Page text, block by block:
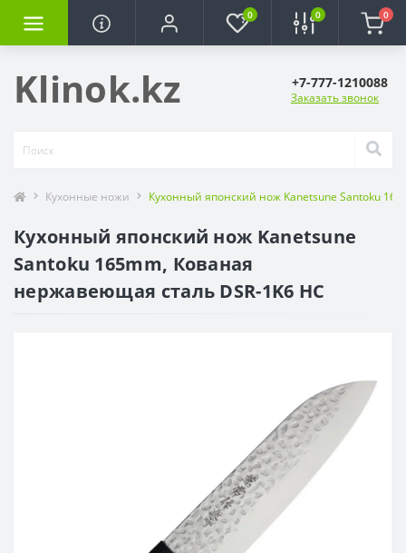
0 0 0
Klinok.kz +7-777-1210088
Заказать звонок
Кухонные ножи Кухонный японский нож Kanetsune Santoku
Кухонный японский нож Kanetsune
Santoku 165mm, Кованая
нержавеющая сталь DSR-1K6 HC